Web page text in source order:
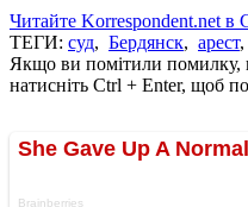
Читайте Korrespondent.net в
ТЕГИ: суд, Бердянск, арест,
Якщо ви помітили помилку,
натисніть Ctrl + Enter, щоб